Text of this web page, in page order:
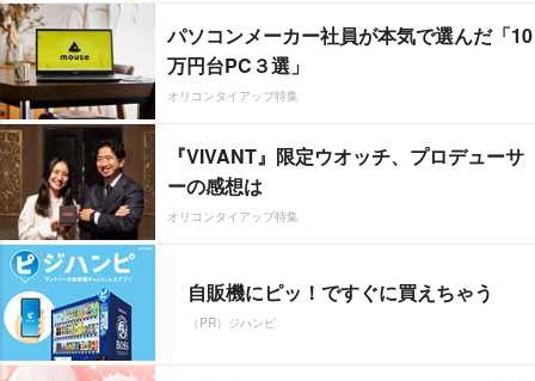
パソコンメーカー社員が本気で選んだ「10
万円台PC３選」
オリコンタイアップ特集
『VIVANT』限定ウオッチ、プロデューサ
ーの感想は
オリコンタイアップ特集
自販機にピッ！ですぐに買えちゃう
（PR）ジハンピ